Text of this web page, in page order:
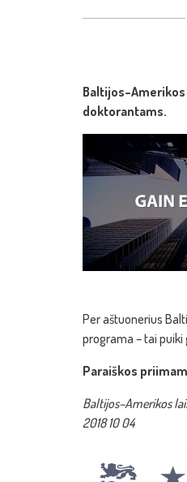
doktorantams.
Per aštuonerius
programa – tai puiki
Paraiškos
Baltijos–Amerikos
2018 10 04